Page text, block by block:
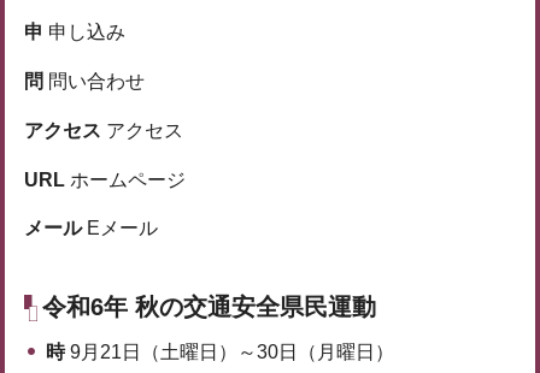
申 申し込み
問 問い合わせ
アクセス アクセス
URL ホームページ
メールEメール
令和6年 秋の交通安全県民運動
時9月21日（土曜日）～30日（月曜日）